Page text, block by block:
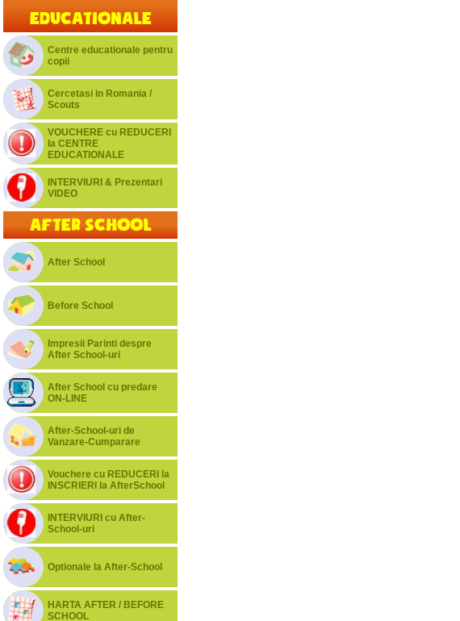
educationale
Centre educationale pentru
copii
Cercetasi in Romania /
Scouts
VOUCHERE cu REDUCERI
la CENTRE
EDUCATIONALE
INTERVIURI & Prezentari
VIDEO
After School
After School
Before School
Impresii Parinti despre
After School-uri
After School cu predare
ON-LINE
After-School-uri de
Vanzare-Cumparare
Vouchere cu REDUCERI la
INSCRIERI la AfterSchool
INTERVIURI cu After-
School-uri
Optionale la After-School
HARTA AFTER / BEFORE
SCHOOL